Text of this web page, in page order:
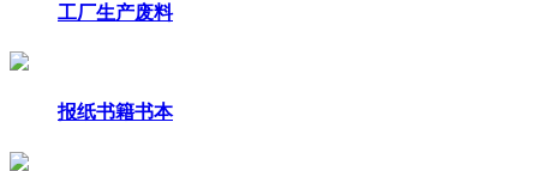
工厂生产废料
报纸书籍书本